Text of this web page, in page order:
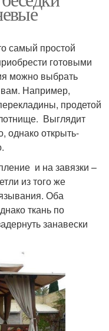
самый простой
готовыми
можно выбрать
вам. Например,
продетой
Выглядит
однако открыть-
и на завязки –
из того же
Оба
ткань по
занавески